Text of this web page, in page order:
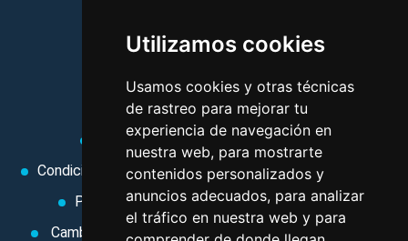
Utilizamos cookies
Usamos cookies y otras técnicas
de rastreo para mejorar tu
experiencia de navegación en
nuestra web, para mostrarte
contenidos personalizados y
anuncios adecuados, para analizar
el tráfico en nuestra web y para
viajes, y mucho más!
MI AGENCIA
Aviso legal
Condiciones de uso
Condiciones Generales
Ley de Viajes Combinados
Política de privacidad
Uso de cookies
Cambiar preferencias de cookies
Area privada